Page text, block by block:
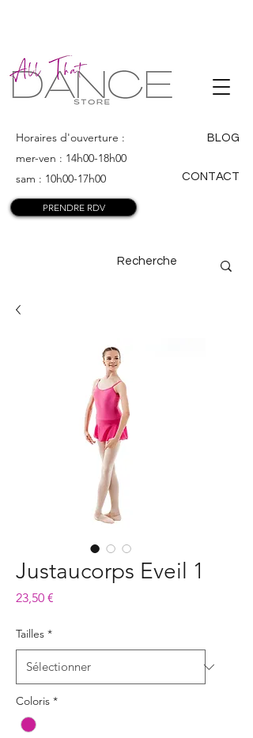
ALL THAT
DANCE
Horaires d'ouverture :
mer-ven : 14h00-18h00
sam : 10h00-17h00
BLOG
CONTACT
PRENDRE RDV
Justaucorps Eveil 1
23,50 €
Tailles *
Coloris *